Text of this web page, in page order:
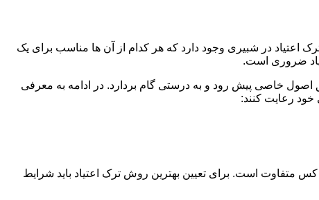
اعتیاد در شبیری وجود دارد که هر کدام از آن ها مناسب برای یک
ضروری است.
اصول خاصی پیش رود و به درستی گام بردارد. در ادامه به معرفی
خود رعایت کنند:
متفاوت است. برای تعیین بهترین روش ترک اعتیاد باید شرایط